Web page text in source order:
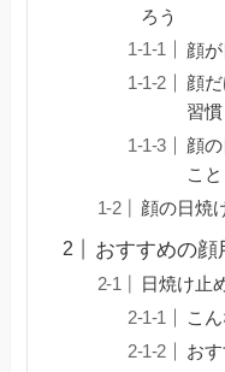
ろう
顔
顔
習慣
顔
こと
顔の日焼
おすすめの顔
日焼け止
こ
お